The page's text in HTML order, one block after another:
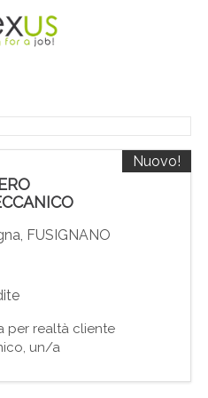
, FUSIGNANO
per realtà cliente
un/a
che stiamo
Nuovo!